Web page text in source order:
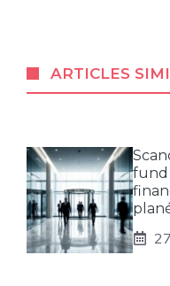
ARTICLES
fund